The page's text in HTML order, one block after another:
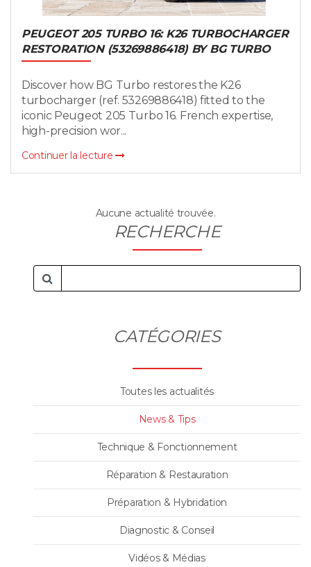
PEUGEOT 205 TURBO 16: K26 TURBOCHARGER
RESTORATION (53269886418) BY BG TURBO
Discover how BG Turbo restores the K26
turbocharger (ref. 53269886418) fitted to the
iconic Peugeot 205 Turbo 16. French expertise,
high-precision wor...
Continuer la lecture
Aucune actualité trouvée.
RECHERCHE
CATÉGORIES
Toutes les actualités
News & Tips
Technique & Fonctionnement
Réparation & Restauration
Préparation & Hybridation
Diagnostic & Conseil
Vidéos & Médias